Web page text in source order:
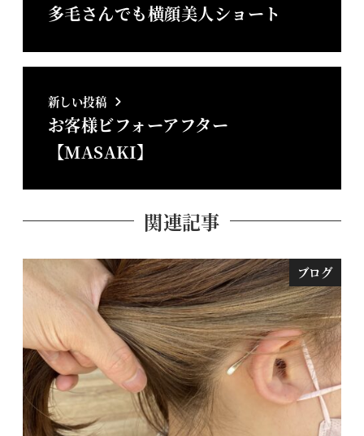
多毛さんでも横顔美人ショート
新しい投稿
お客様ビフォーアフター
【MASAKI】
関連記事
ブログ